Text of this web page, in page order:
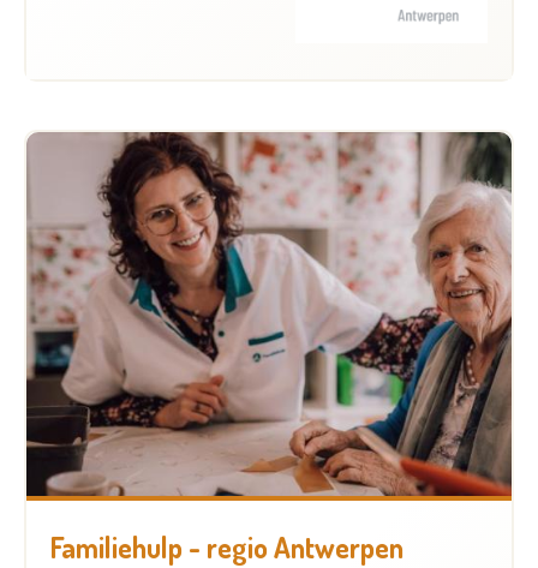
Familiehulp - regio Antwerpen